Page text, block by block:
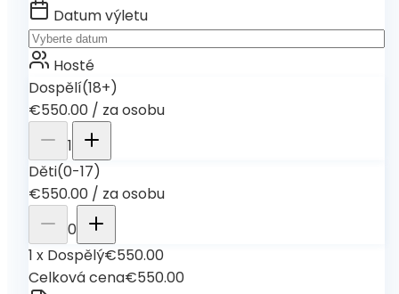
Datum výletu
Hosté
Dospělí(18+)
€550.00 / za osobu
1
Děti(0-17)
€550.00 / za osobu
0
1 x Dospělý€550.00
Celková cena€550.00